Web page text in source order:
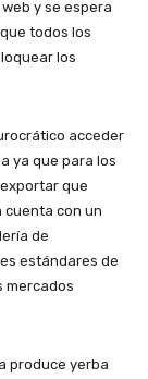
y se espera
todos los
los
acceder
ya que para los
que
cuenta con un
de
estándares de
mercados
produce yerba